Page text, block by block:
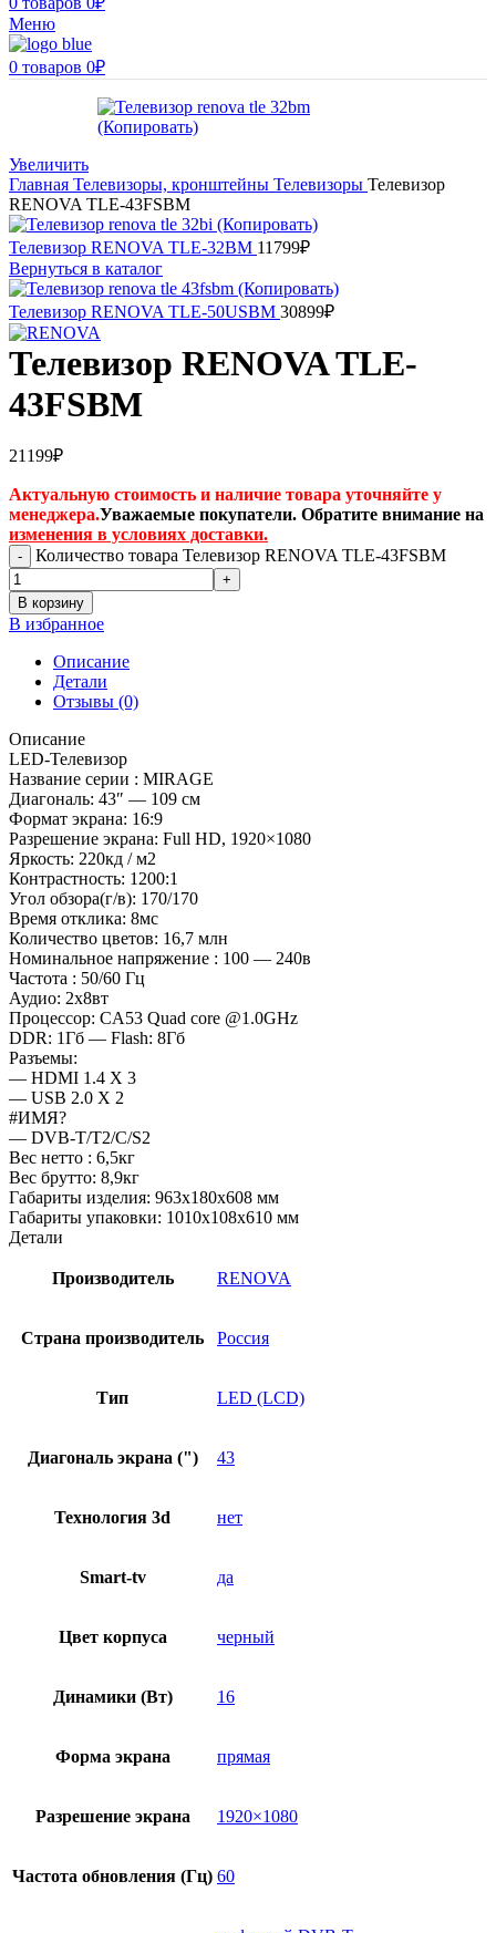
Меню
0 товаров 0₽
Увеличить
Главная Телевизоры, кронштейны Телевизоры Телевизор
RENOVA TLE-43FSBM
Телевизор RENOVA TLE-32BM 11799₽
Вернуться в каталог
Телевизор RENOVA TLE-50USBM 30899₽
Телевизор RENOVA TLE-
43FSBM
21199₽
Актуальную стоимость и наличие товара уточняйте у
менеджера.Уважаемые покупатели. Обратите внимание на
изменения в условиях доставки.
Количество товара Телевизор RENOVA TLE-43FSBM
В корзину
В избранное
Описание
Детали
Отзывы (0)
Описание
LED-Телевизор
Название серии : MIRAGE
Диагональ: 43″ — 109 см
Формат экрана: 16:9
Разрешение экрана: Full HD, 1920×1080
Яркость: 220кд / м2
Контрастность: 1200:1
Угол обзора(г/в): 170/170
Время отклика: 8мс
Количество цветов: 16,7 млн
Номинальное напряжение : 100 — 240в
Частота : 50/60 Гц
Аудио: 2х8вт
Процессор: CA53 Quad core @1.0GHz
DDR: 1Гб — Flash: 8Гб
Разъемы:
— HDMI 1.4 X 3
— USB 2.0 X 2
#ИМЯ?
— DVB-T/T2/C/S2
Вес нетто : 6,5кг
Вес брутто: 8,9кг
Габариты изделия: 963х180х608 мм
Габариты упаковки: 1010х108х610 мм
Детали
Производитель RENOVA
Страна производитель Россия
Тип LED (LCD)
Диагональ экрана (") 43
Технология 3d нет
Smart-tv да
Цвет корпуса черный
Динамики (Вт) 16
Форма экрана прямая
Разрешение экрана 1920×1080
Частота обновления (Гц) 60